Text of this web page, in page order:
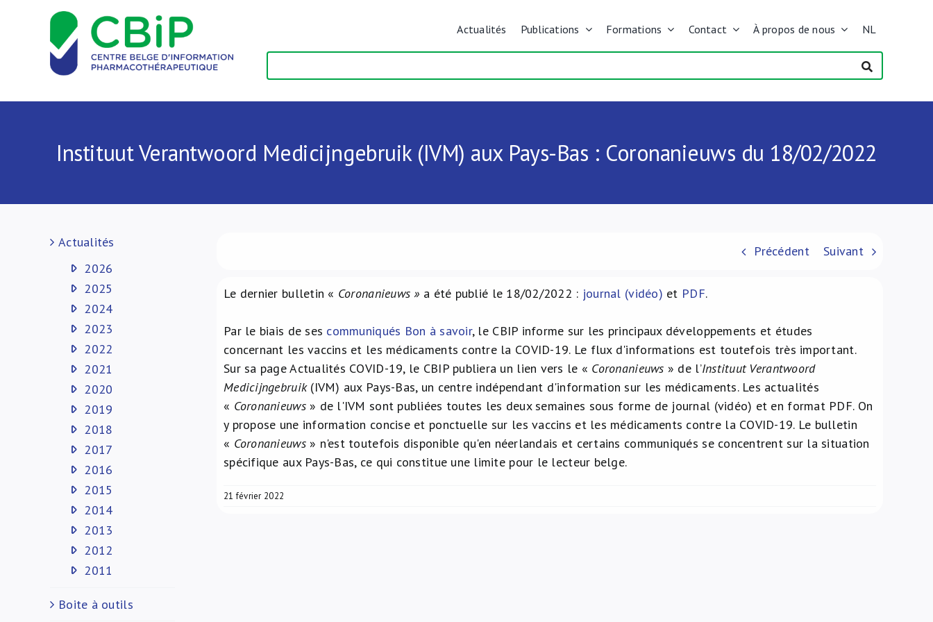
Actualités Publications Formations Contact À propos de nous NL
Instituut Verantwoord Medicijngebruik (IVM) aux Pays-Bas : Coronanieuws du 18/02/2022
Précédent Suivant
Le dernier bulletin « Coronanieuws » a été publié le 18/02/2022 : journal (vidéo) et PDF.
Par le biais de ses communiqués Bon à savoir, le CBIP informe sur les principaux développements et études
concernant les vaccins et les médicaments contre la COVID-19. Le flux d'informations est toutefois très important.
Sur sa page Actualités COVID-19, le CBIP publiera un lien vers le « Coronanieuws » de l’Instituut Verantwoord
Medicijngebruik(IVM) aux Pays-Bas, un centre indépendant d'information sur les médicaments. Les actualités
« Coronanieuws» de l'IVM sont publiées toutes les deux semaines sous forme de journal (vidéo) et en format PDF. On
y propose une information concise et ponctuelle sur les vaccins et les médicaments contre la COVID-19. Le bulletin
« Coronanieuws» n'est toutefois disponible qu'en néerlandais et certains communiqués se concentrent sur la situation
spécifique aux Pays-Bas, ce qui constitue une limite pour le lecteur belge.
21 février 2022
Actualités
2026
2025
2024
2023
2022
2021
2020
2019
2018
2017
2016
2015
2014
2013
2012
2011
Boite à outils